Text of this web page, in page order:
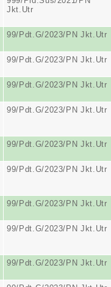
Jkt.Utr
99/Pdt.G/2023/PN Jkt.Utr
99/Pdt.G/2023/PN Jkt.Utr
99/Pdt.G/2023/PN Jkt.Utr
99/Pdt.G/2023/PN Jkt.Utr
99/Pdt.G/2023/PN Jkt.Utr
99/Pdt.G/2023/PN Jkt.Utr
99/Pdt.G/2023/PN Jkt.Utr
99/Pdt.G/2023/PN Jkt.Utr
99/Pdt.G/2023/PN Jkt.Utr